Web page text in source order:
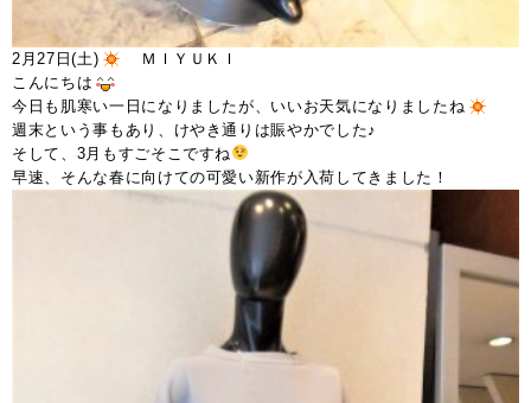
2月27日(土)
ＭＩＹＵＫＩ
こんにちは
今日も肌寒い一日になりましたが、いいお天気になりましたね
週末という事もあり、けやき通りは賑やかでした♪
そして、3月もすごそこですね
早速、そんな春に向けての可愛い新作が入荷してきました！